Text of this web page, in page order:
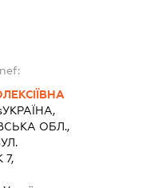
УКРАЇНА,
ОБЛ.,